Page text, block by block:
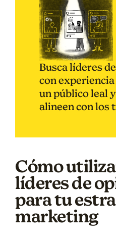
Busca líderes
con
un público leal
alineen con los
Cómo
líderes de
para tu
marketing